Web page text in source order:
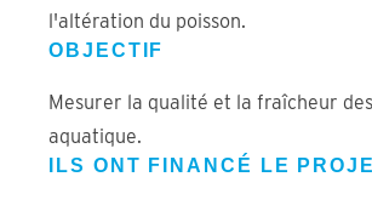
l'altération du poisson.
OBJECTIF
Mesurer la qualité et la fraîcheur
aquatique.
ILS ONT FINANCÉ LE